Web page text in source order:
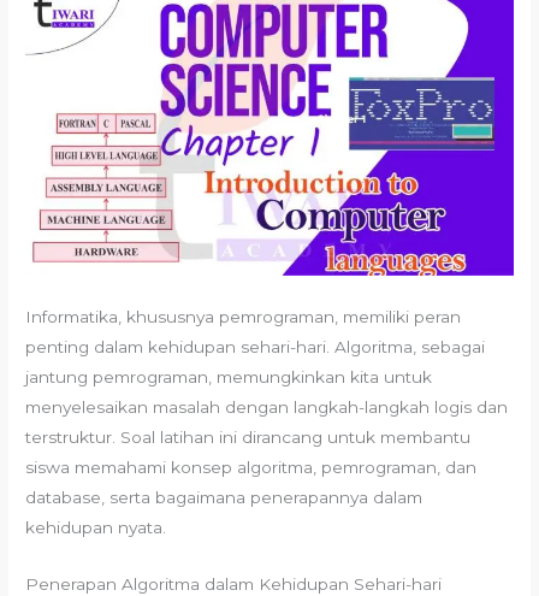
Informatika, khususnya pemrograman, memiliki peran
penting dalam kehidupan sehari-hari. Algoritma, sebagai
jantung pemrograman, memungkinkan kita untuk
menyelesaikan masalah dengan langkah-langkah logis dan
terstruktur. Soal latihan ini dirancang untuk membantu
siswa memahami konsep algoritma, pemrograman, dan
database, serta bagaimana penerapannya dalam
kehidupan nyata.
Penerapan Algoritma dalam Kehidupan Sehari-hari